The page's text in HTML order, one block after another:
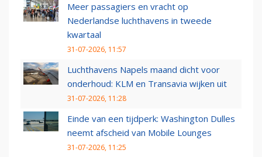
Meer passagiers en vracht op
Nederlandse luchthavens in tweede
kwartaal
31-07-2026, 11:57
Luchthavens Napels maand dicht voor
onderhoud: KLM en Transavia wijken uit
31-07-2026, 11:28
Einde van een tijdperk: Washington Dulles
neemt afscheid van Mobile Lounges
31-07-2026, 11:25